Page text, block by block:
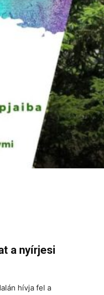
a nyírjesi
hívja fel a